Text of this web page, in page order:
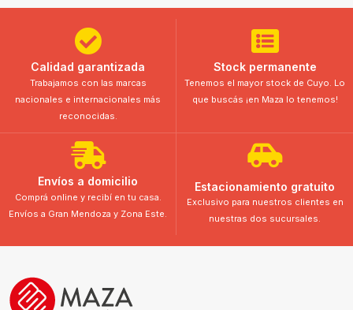
Calidad garantizada
Trabajamos con las marcas
nacionales e internacionales más
reconocidas.
Stock permanente
Tenemos el mayor stock de Cuyo. Lo
que buscás ¡en Maza lo tenemos!
Envíos a domicilio
Comprá online y recibí en tu casa.
Envíos a Gran Mendoza y Zona Este.
Estacionamiento gratuito
Exclusivo para nuestros clientes en
nuestras dos sucursales.